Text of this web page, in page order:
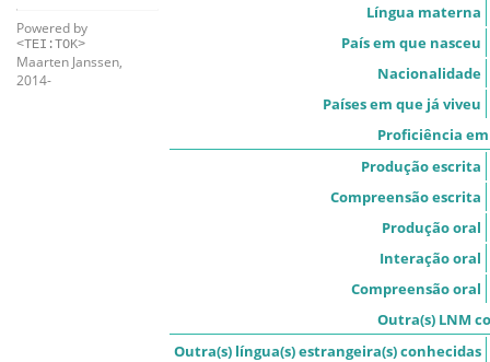
Powered by
<TEI:TOK>
Maarten Janssen,
2014-
Língua materna
País em que nasceu
Nacionalidade
Países em que já viveu
Proficiência
Produção escrita
Compreensão escrita
Produção oral
Interação oral
Compreensão oral
Outra(s) LNM
Outra(s) língua(s) estrangeira(s) conhecidas